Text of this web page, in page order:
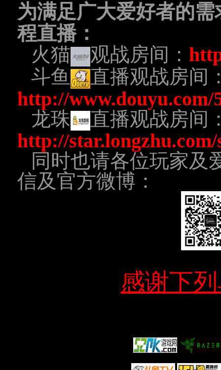
为满足广大爱好者的
程直播：
火猫
观战房间：
斗鱼
直播观战房间
http://www.douyu.com/
龙珠
直播观战房间
http://
同时也请各位玩家及
信及官方微博：
感谢下